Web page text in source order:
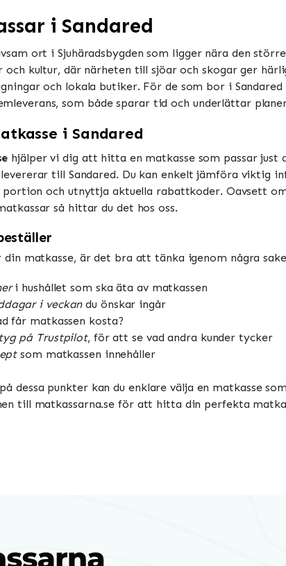
i Sandared
ort i Sjuhäradsbygden som ligger nära den
och kultur, där närheten till sjöar och skogar ger
och lokala butiker. För de som bor i
som både sparar tid och underlättar
i Sandared
hjälper vi dig att hitta en matkasse som passar
till Sandared. Du kan enkelt jämföra viktig
portion och utnyttja aktuella rabattkoder. Oavsett
så hittar du det hos oss.
din matkasse, är det bra att tänka igenom några
i hushållet som ska äta av matkassen
i veckandu önskar ingår
får matkassen kosta?
på Trustpilot, för att se vad andra kunder tycker
som matkassen innehåller
dessa punkter kan du enklare välja en matkasse
till matkassarna.se för att hitta din perfekta